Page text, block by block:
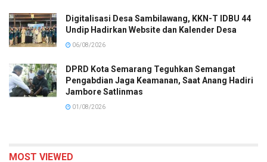
Digitalisasi Desa Sambilawang, KKN-T IDBU 44
Undip Hadirkan Website dan Kalender Desa
06/08/2026
DPRD Kota Semarang Teguhkan Semangat
Pengabdian Jaga Keamanan, Saat Anang Hadiri
Jambore Satlinmas
01/08/2026
MOST VIEWED